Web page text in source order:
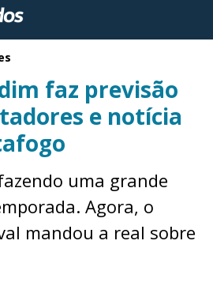
faz previsão
e notícia
uma grande
Agora, o
mandou a real sobre